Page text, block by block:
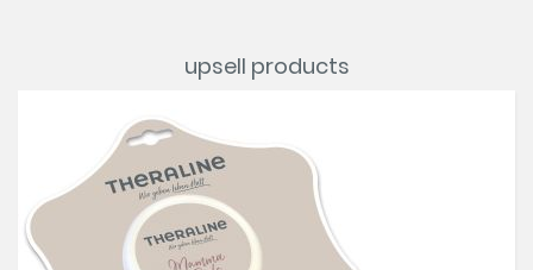
upsell products